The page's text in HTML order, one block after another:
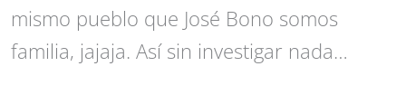
mismo pueblo que José Bono somos
familia, jajaja. Así sin investigar nada…